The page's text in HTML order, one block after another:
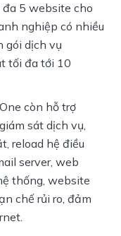
đa 5 website cho
nghiệp có nhiều
gói dịch vụ
tối đa tới 10
còn hỗ trợ
giám sát dịch vụ,
reload hệ điều
server, web
thống, website
chế rủi ro, đảm